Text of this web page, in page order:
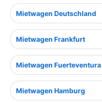
Mietwagen Deutschland
Mietwagen Frankfurt
Mietwagen Fuerteventura
Mietwagen Hamburg